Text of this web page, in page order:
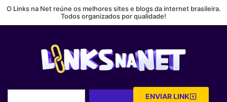
O Links na Net reúne os melhores sites e blogs da internet brasileira.
Todos organizados por qualidade!
ENVIAR LINK